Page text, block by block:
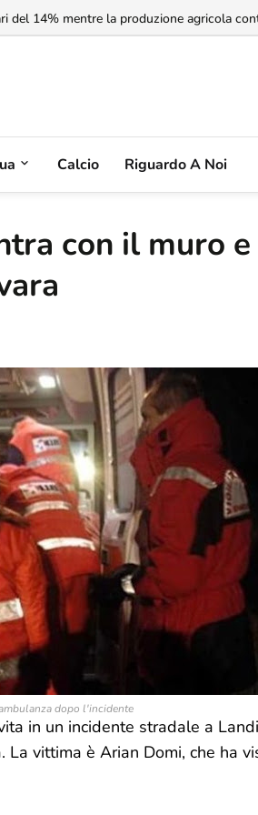
riconosce il Kosovo, ma l'Albania potrebbe
Calcio Riguardo A Noi
con il muro
dopo l'incidente
in un incidente stradale a
vittima è Arian Domi, che ha